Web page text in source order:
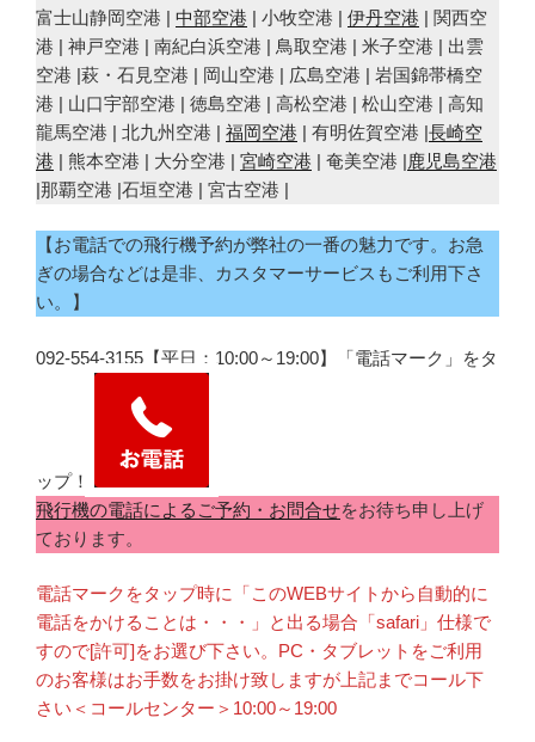
富士山静岡空港 | 中部空港 | 小牧空港 | 伊丹空港 | 関西空
港 | 神戸空港 | 南紀白浜空港 | 鳥取空港 | 米子空港 | 出雲
空港 |萩・石見空港 | 岡山空港 | 広島空港 | 岩国錦帯橋空
港 | 山口宇部空港 | 徳島空港 | 高松空港 | 松山空港 | 高知
龍馬空港 | 北九州空港 | 福岡空港 | 有明佐賀空港 |長崎空
港 | 熊本空港 | 大分空港 | 宮崎空港 | 奄美空港 |鹿児島空港
|那覇空港 |石垣空港 | 宮古空港 |
【お電話での飛行機予約が弊社の一番の魅力です。お急
ぎの場合などは是非、カスタマーサービスもご利用下さ
い。】
092-554-3155【平日：10:00～19:00】「電話マーク」をタ
ップ！
飛行機の電話によるご予約・お問合せをお待ち申し上げ
ております。
電話マークをタップ時に「このWEBサイトから自動的に
電話をかけることは・・・」と出る場合「safari」仕様で
すので[許可]をお選び下さい。PC・タブレットをご利用
のお客様はお手数をお掛け致しますが上記までコール下
さい＜コールセンター＞10:00～19:00